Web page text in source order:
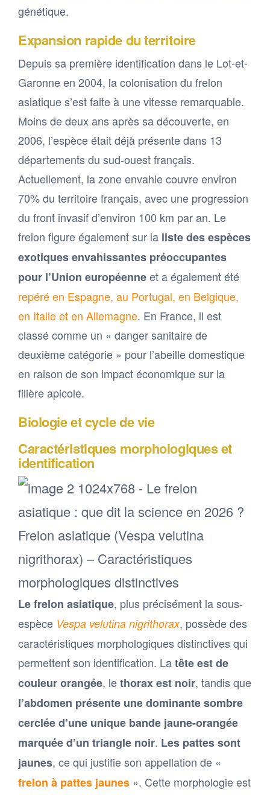
génétique.
Expansion rapide du territoire
Depuis sa première identification dans le Lot-et-
Garonne en 2004, la colonisation du frelon
asiatique s’est faite à une vitesse remarquable.
Moins de deux ans après sa découverte, en
2006, l’espèce était déjà présente dans 13
départements du sud-ouest français.
Actuellement, la zone envahie couvre environ
70% du territoire français, avec une progression
du front invasif d’environ 100 km par an. Le
frelon figure également sur la liste des espèces
exotiques envahissantes préoccupantes
pour l’Union européenneet a également été
repéré en Espagne, au Portugal, en Belgique,
en Italie et en Allemagne. En France, il est
classé comme un « danger sanitaire de
deuxième catégorie » pour l’abeille domestique
en raison de son impact économique sur la
filière apicole.
Biologie et cycle de vie
Caractéristiques morphologiques et
identification
Frelon asiatique (Vespa velutina
nigrithorax) – Caractéristiques
morphologiques distinctives
Le frelon asiatique, plus précisément la sous-
espèce Vespa velutina nigrithorax, possède des
caractéristiques morphologiques distinctives qui
permettent son identification. Latête est de
couleur orangée, lethorax est noir, tandis que
l’abdomen présente une dominante sombre
cerclée d’une unique bande jaune-orangée
marquée d’un triangle noir. Les pattes sont
jaunes, ce qui justifie son appellation de «
frelon à pattes jaunes ». Cette morphologie est